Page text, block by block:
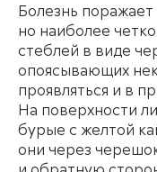
Болезнь
но наиболее
стеблей в виде
опоясывающих
проявляться и в
На поверхности
бурые с желтой
они через